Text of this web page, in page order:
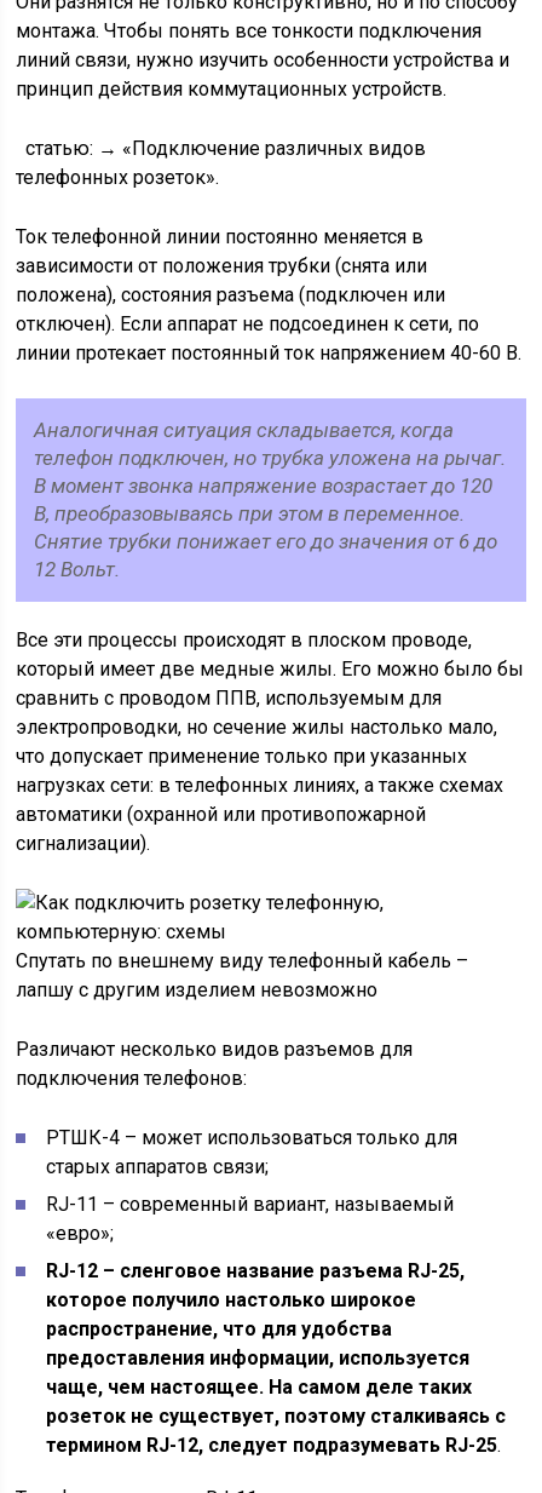
монтажа. Чтобы понять все тонкости подключения
линий связи, нужно изучить особенности устройства и
принцип действия коммутационных устройств.
статью: → «Подключение различных видов
телефонных розеток».
Ток телефонной линии постоянно меняется в
зависимости от положения трубки (снята или
положена), состояния разъема (подключен или
отключен). Если аппарат не подсоединен к сети, по
линии протекает постоянный ток напряжением 40-60 В.
Аналогичная ситуация складывается, когда
телефон подключен, но трубка уложена на рычаг.
В момент звонка напряжение возрастает до 120
В, преобразовываясь при этом в переменное.
Снятие трубки понижает его до значения от 6 до
12 Вольт.
Все эти процессы происходят в плоском проводе,
который имеет две медные жилы. Его можно было бы
сравнить с проводом ППВ, используемым для
электропроводки, но сечение жилы настолько мало,
что допускает применение только при указанных
нагрузках сети: в телефонных линиях, а также схемах
автоматики (охранной или противопожарной
сигнализации).
Спутать по внешнему виду телефонный кабель –
лапшу с другим изделием невозможно
Различают несколько видов разъемов для
подключения телефонов:
РТШК-4 – может использоваться только для
старых аппаратов связи;
RJ-11 – современный вариант, называемый
«евро»;
RJ-12 – сленговое название разъема RJ-25,
которое получило настолько широкое
распространение, что для удобства
предоставления информации, используется
чаще, чем настоящее. На самом деле таких
розеток не существует, поэтому сталкиваясь с
термином RJ-12, следует подразумевать RJ-25.